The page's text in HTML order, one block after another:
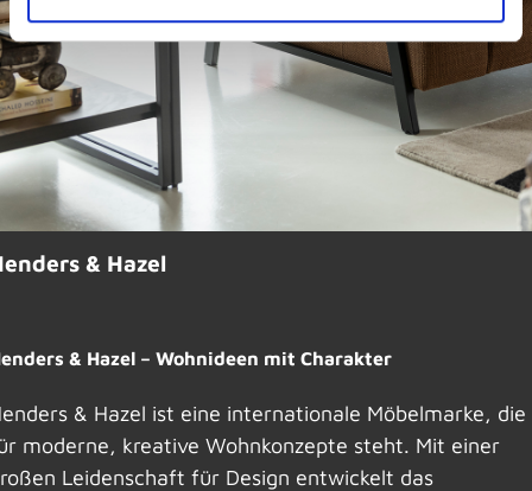
& Hazel
& Hazel – Wohnideen mit Charakter
& Hazel ist eine internationale Möbelmarke, die
moderne, kreative Wohnkonzepte steht. Mit einer
Leidenschaft für Design entwickelt das